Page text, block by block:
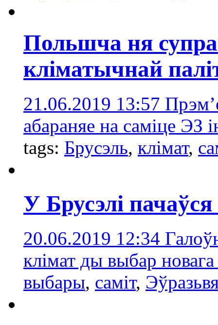
Польшча ня
кліматычнай
21.06.2019 13:57
абараняе на саміце ЭЗ
tags: Брусэль, клімат,
У Брусэлі
20.06.2019 12:34
клімат ды выбар
выбары, саміт,